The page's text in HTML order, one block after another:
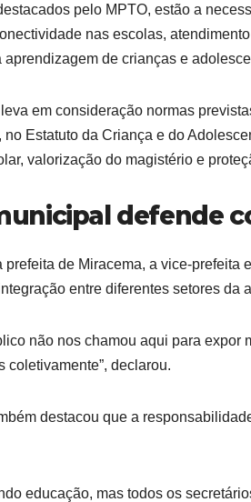
pelo MPTO, estão a
nas escolas,
aprendizagem de crianças e
em consideração normas
no Estatuto da Criança e do
valorização do magistério e
defende
prefeita de Miracema, a vice-
entre diferentes setores
não nos chamou aqui para
coletivamente”, declarou.
destacou que a
educação, mas todos os